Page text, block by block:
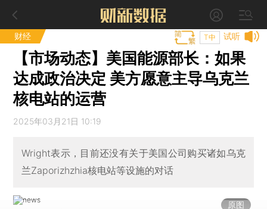
财经 试听
T中
【市场动态】美国能源部长：如果
达成政治决定 美方愿意主导乌克兰
核电站的运营
2025年03月21日 10:19
Wright表示，目前还没有关于美国公司购买诸如乌克
兰Zaporizhzhia核电站等设施的对话
原图